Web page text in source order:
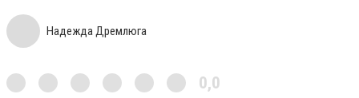
Надежда Дремлюга
0,0